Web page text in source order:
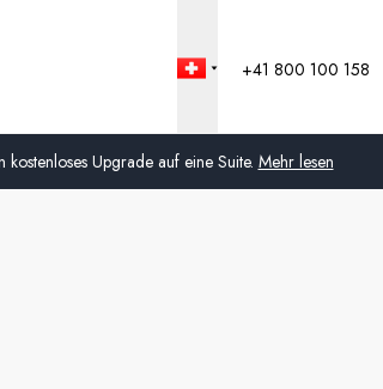
Upgrade auf eine Suite. Mehr lesen
+41 800 100 158